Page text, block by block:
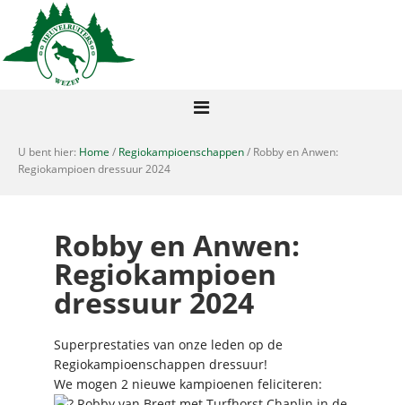
U bent hier: Home / Regiokampioenschappen/ Robby en Anwen:
Regiokampioen dressuur 2024
Robby en Anwen:
Regiokampioen
dressuur 2024
Superprestaties van onze leden op de
Regiokampioenschappen dressuur!
We mogen 2 nieuwe kampioenen feliciteren: